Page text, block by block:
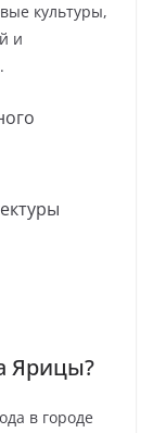
культуры,
и
Ярицы?
в городе